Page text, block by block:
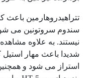
تتراهیدروهارمین
سندوم سروتونین می
نیستند. به علاوه مشاهده
شدیدا باعث مهار استیل